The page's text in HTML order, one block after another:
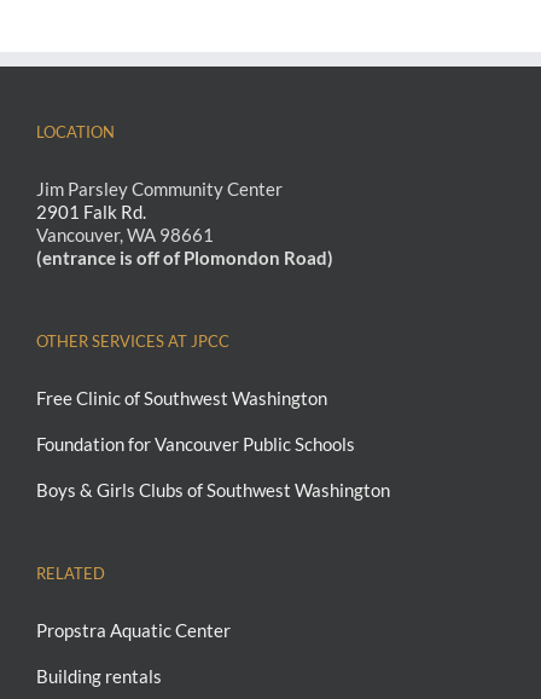
LOCATION
Jim Parsley Community Center
2901 Falk Rd.
Vancouver, WA 98661
(entrance is off of Plomondon Road)
OTHER SERVICES AT JPCC
Free Clinic of Southwest Washington
Foundation for Vancouver Public Schools
Boys & Girls Clubs of Southwest Washington
RELATED
Propstra Aquatic Center
Building rentals